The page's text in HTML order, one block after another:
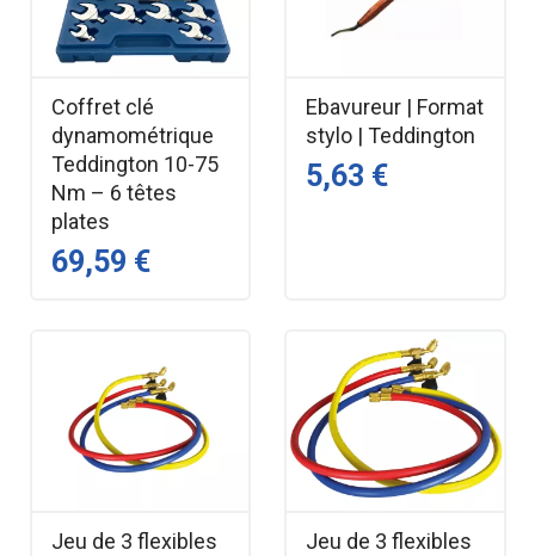
Coffret clé
dynamométrique
Teddington 10-75
Nm – 6 têtes
plates
69,59 €
Ebavureur | Format
stylo | Teddington
5,63 €
Jeu de 3 flexibles
Jeu de 3 flexibles